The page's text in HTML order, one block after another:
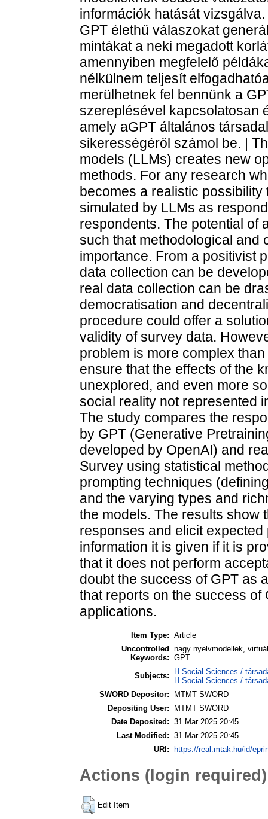
információk hatását
GPT élethű válaszokat
mintákat a neki megadott
amennyiben megfelelő
nélkülnem teljesít
merülhetnek fel bennünk a
szereplésével kapcsolatosan
amely aGPT általános
sikerességéről számol be. |
models (LLMs) creates new
methods. For any research
becomes a realistic
simulated by LLMs as
respondents. The potential of
such that methodological and
importance. From a positivist
data collection can be
real data collection can be
democratisation and
procedure could offer a
validity of survey data.
problem is more complex
ensure that the effects of the
unexplored, and even more
social reality not represented
The study compares the
by GPT (Generative
developed by OpenAI) and
Survey using statistical
prompting techniques
and the varying types and
the models. The results show
responses and elicit
information it is given if it is
that it does not perform
doubt the success of GPT as
that reports on the success
applications.
Item Type: Article
Uncontrolled
Keywords:
nagy nyelvmodellek,
GPT
Subjects:
H Social Sciences /
H Social Sciences /
SWORD Depositor:
MTMT SWORD
Depositing User:
MTMT SWORD
Date Deposited: 31 Mar 2025 20:45
Last Modified: 31 Mar 2025 20:45
URI:
https://real.mtak.hu/id/
Actions (login required)
Edit Item